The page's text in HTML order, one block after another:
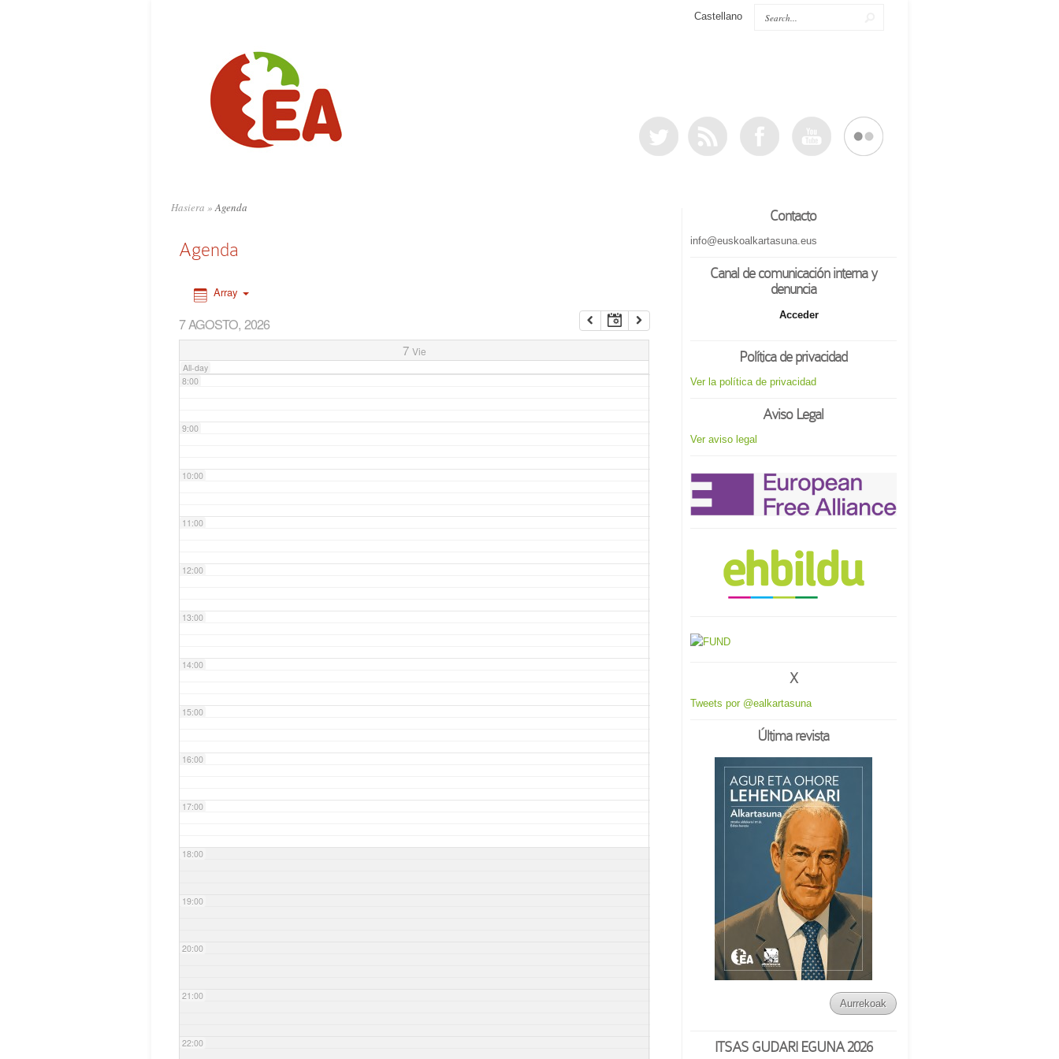
Castellano
Hasiera »Agenda
Agenda
Array
7 AGOSTO, 2026
7 Vie
All-day
6:00
8:00
9:00
10:00
11:00
12:00
13:00
14:00
15:00
16:00
17:00
18:00
19:00
20:00
21:00
22:00
Contacto
info@euskoalkartasuna.eus
Canal de comunicación interna y
denuncia
Acceder
Política de privacidad
Ver la política de privacidad
Aviso Legal
Ver aviso legal
X
Tweets por @ealkartasuna
Última revista
Aurrekoak
ITSAS GUDARI EGUNA 2026